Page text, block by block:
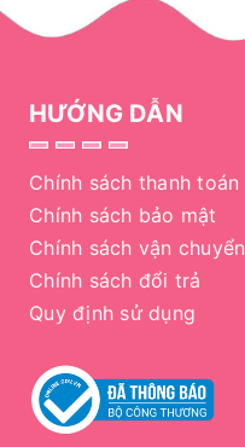
HƯỚNG DẪN
Chính sách thanh toán
Chính sách bảo mật
Chính sách vận chuyển
Chính sách đổi trả
Quy định sử dụng